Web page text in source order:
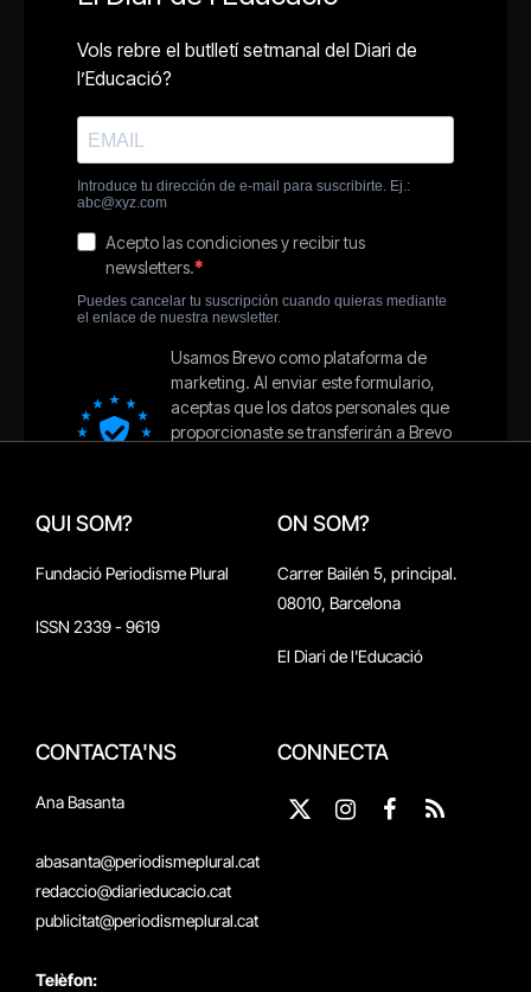
QUI SOM?
Fundació Periodisme Plural
ISSN 2339 - 9619
ON SOM?
Carrer Bailén 5, principal.
08010, Barcelona
El Diari de l'Educació
CONTACTA'NS
Ana Basanta
abasanta@periodismeplural.cat
redaccio@diarieducacio.cat
publicitat@periodismeplural.cat
Telèfon:
CONNECTA
X
Instagram
Facebook
RSS